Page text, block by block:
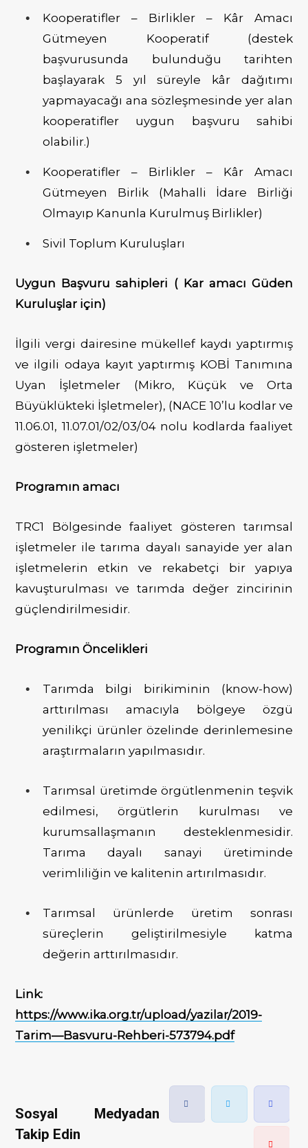
Kooperatifler – Birlikler – Kâr Amacı
Gütmeyen Kooperatif (destek
başvurusunda bulunduğu tarihten
başlayarak 5 yıl süreyle kâr dağıtımı
yapmayacağı ana sözleşmesinde yer alan
kooperatifler uygun başvuru sahibi
olabilir.)
Kooperatifler – Birlikler – Kâr Amacı
Gütmeyen Birlik (Mahalli İdare Birliği
Olmayıp Kanunla Kurulmuş Birlikler)
Sivil Toplum Kuruluşları
Uygun Başvuru sahipleri ( Kar amacı Güden
Kuruluşlar için)
İlgili vergi dairesine mükellef kaydı yaptırmış
ve ilgili odaya kayıt yaptırmış KOBİ Tanımına
Uyan İşletmeler (Mikro, Küçük ve Orta
Büyüklükteki İşletmeler), (NACE 10’lu kodlar ve
11.06.01, 11.07.01/02/03/04 nolu kodlarda faaliyet
gösteren işletmeler)
Programın amacı
TRC1 Bölgesinde faaliyet gösteren tarımsal
işletmeler ile tarıma dayalı sanayide yer alan
işletmelerin etkin ve rekabetçi bir yapıya
kavuşturulması ve tarımda değer zincirinin
güçlendirilmesidir.
Programın Öncelikleri
Tarımda bilgi birikiminin (know-how)
arttırılması amacıyla bölgeye özgü
yenilikçi ürünler özelinde derinlemesine
araştırmaların yapılmasıdır.
Tarımsal üretimde örgütlenmenin teşvik
edilmesi, örgütlerin kurulması ve
kurumsallaşmanın desteklenmesidir.
Tarıma dayalı sanayi üretiminde
verimliliğin ve kalitenin artırılmasıdır.
Tarımsal ürünlerde üretim sonrası
süreçlerin geliştirilmesiyle katma
değerin arttırılmasıdır.
Link:
https://www.ika.org.tr/upload/yazilar/2019-
Tarim—Basvuru-Rehberi-573794.pdf
Sosyal Medyadan
Takip Edin